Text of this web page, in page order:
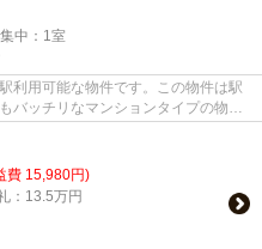
中： 1室
利用可能な物件です。この物件は駅
バッチリなマンションタイプの物件
費 15,980円)
：13.5万円